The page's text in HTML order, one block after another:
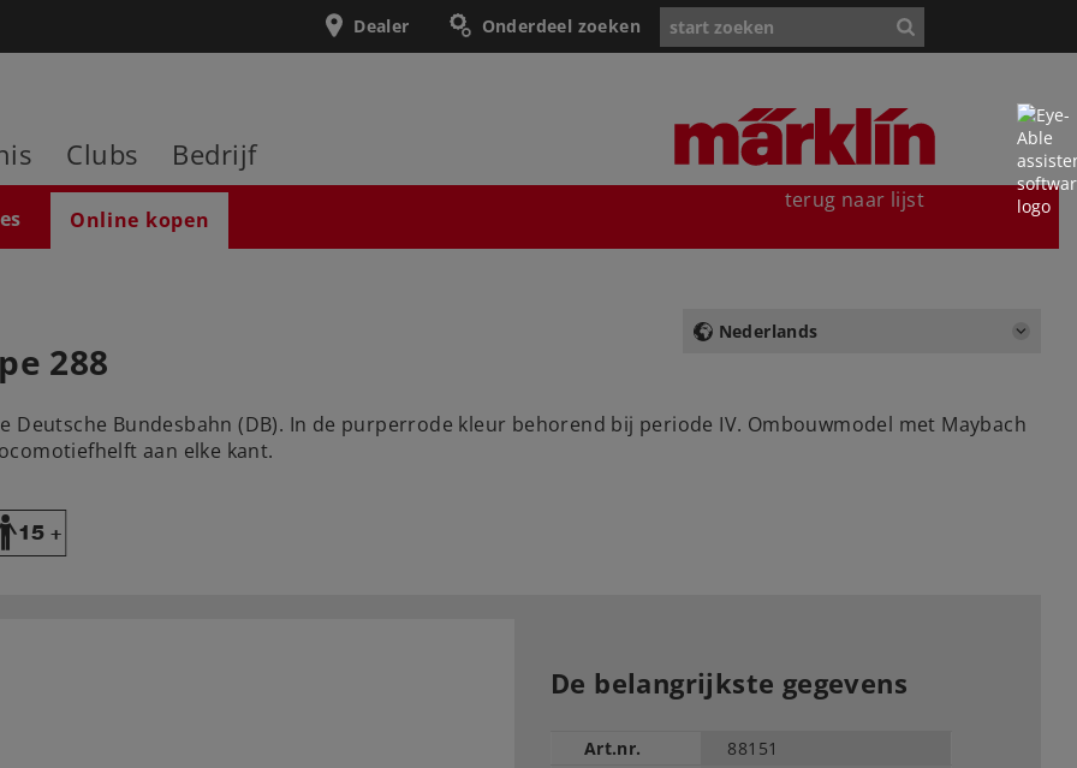
Onderdeel zoeken
Dealer
Clubs Bedrijf
Online kopen
terug naar lijst
Nederlands
288
Deutsche Bundesbahn (DB). In de purperrode kleur behorend bij periode IV. Ombouwmodel met Maybach
aan elke kant.
De belangrijkste gegevens
Art.nr.
88151